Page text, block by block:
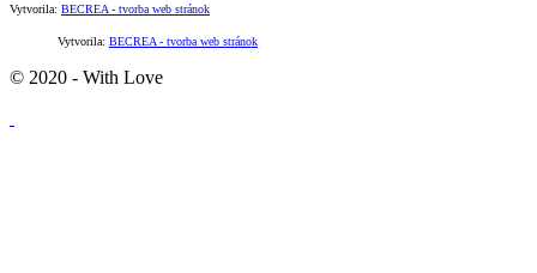
Vytvorila: BECREA - tvorba web stránok
Vytvorila: BECREA - tvorba web stránok
© 2020 - With Love